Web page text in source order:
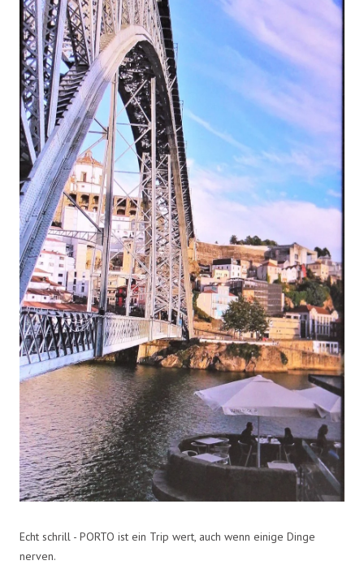
Echt schrill - PORTO ist ein Trip wert, auch wenn einige Dinge
nerven.